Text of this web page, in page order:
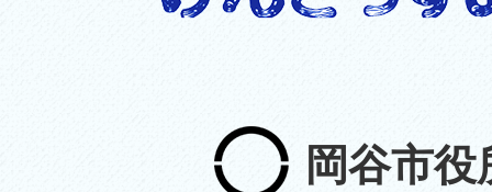
岡谷市役